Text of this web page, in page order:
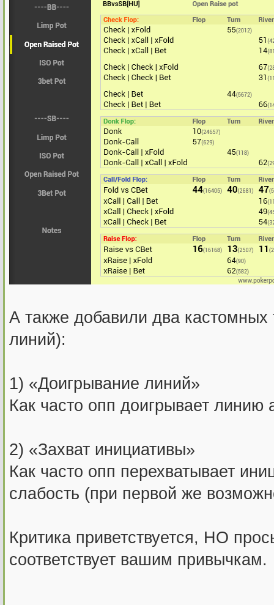
А также добавили два кастомных
линий):
1) «Доигрывание линий»
Как часто опп доигрывает линию
2) «Захват инициативы»
Как часто опп перехватывает
слабость (при первой же
Критика приветствуется, НО
соответствует вашим привычкам.